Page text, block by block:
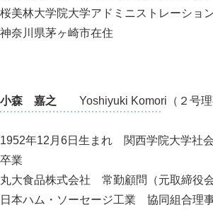
桜美林大学院大学アドミニストレーショ
神奈川県茅ヶ崎市在住
小森 嘉之 Yoshiyuki Komori（２号理
1952年12月6日生まれ 関西学院大学社
卒業
丸大食品株式会社 常勤顧問（元取締役会
日本ハム・ソーセージ工業 協同組合理